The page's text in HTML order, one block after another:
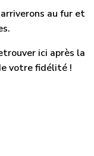
au fur et
ici après la
votre fidélité !